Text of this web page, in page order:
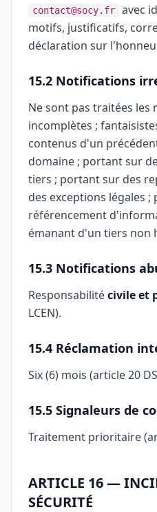
contact@socy.fr
avec
motifs, justificatifs,
déclaration sur
15.2 Notifications
Ne sont pas traitées les
incomplètes ;
contenus d'un
domaine ; portant sur
tiers ; portant sur des
des exceptions légales
référencement
émanant d'un tiers non
15.3 Notifications
Responsabilitécivile et
LCEN).
15.4 Réclamation
Six (6) mois (article 20
15.5 Signaleurs de
Traitement prioritaire
ARTICLE 16 —
SÉCURITÉ